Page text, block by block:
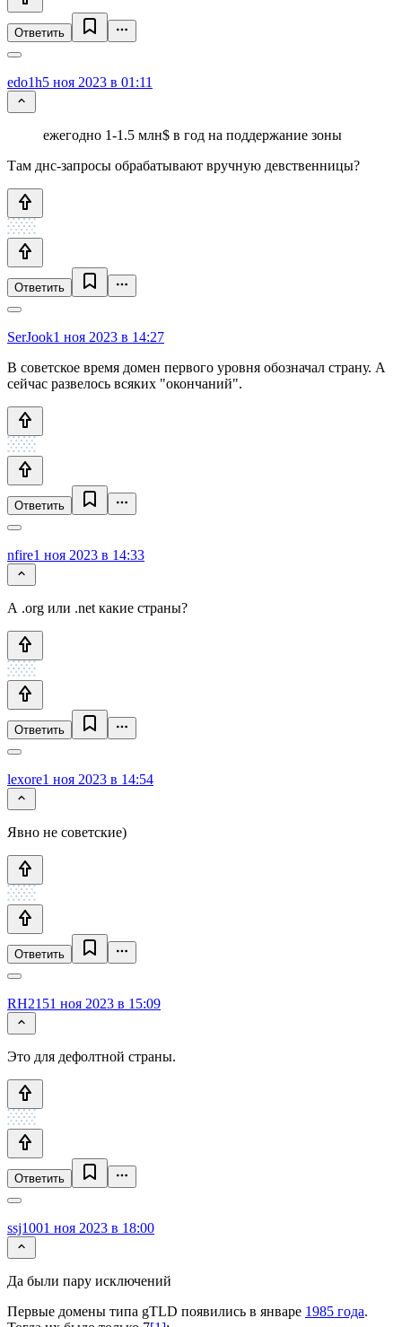
Ответить
edo1h5 ноя 2023 в 01:11
ежегодно 1-1.5 млн$ в год на поддержание зоны
Там днс-запросы обрабатывают вручную девственницы?
Ответить
SerJook1 ноя 2023 в 14:27
В советское время домен первого уровня обозначал страну. А
сейчас развелось всяких "окончаний".
Ответить
nfire1 ноя 2023 в 14:33
А .org или .net какие страны?
Ответить
lexore1 ноя 2023 в 14:54
Явно не советские)
Ответить
RH2151 ноя 2023 в 15:09
Это для дефолтной страны.
Ответить
ssj1001 ноя 2023 в 18:00
Да были пару исключений
Первые домены типа gTLD появились в январе 1985 года.